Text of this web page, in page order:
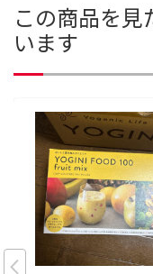
この商品を
います